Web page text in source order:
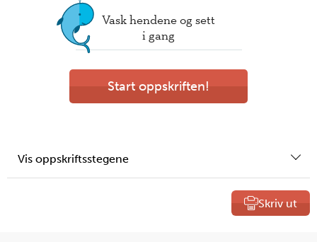
Vask hendene og sett
i gang
Start oppskriften!
Vis oppskriftsstegene
Skriv ut